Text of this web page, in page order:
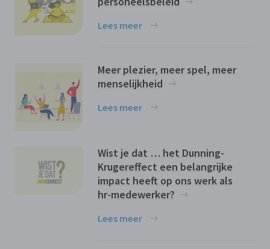
Lees meer
Meer plezier, meer spel, meer
menselijkheid
Lees meer
Wist je dat … het Dunning-
Krugereffect een belangrijke
impact heeft op ons werk als
hr-medewerker?
Lees meer